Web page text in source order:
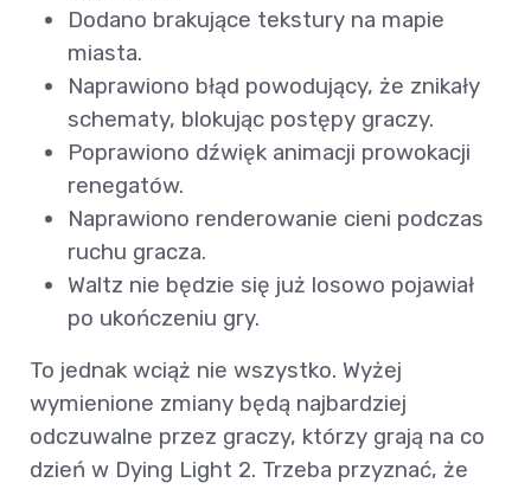
Dodano brakujące tekstury na mapie
miasta.
Naprawiono błąd powodujący, że znikały
schematy, blokując postępy graczy.
Poprawiono dźwięk animacji prowokacji
renegatów.
Naprawiono renderowanie cieni podczas
ruchu gracza.
Waltz nie będzie się już losowo pojawiał
po ukończeniu gry.
To jednak wciąż nie wszystko. Wyżej
wymienione zmiany będą najbardziej
odczuwalne przez graczy, którzy grają na co
dzień w Dying Light 2. Trzeba przyznać, że